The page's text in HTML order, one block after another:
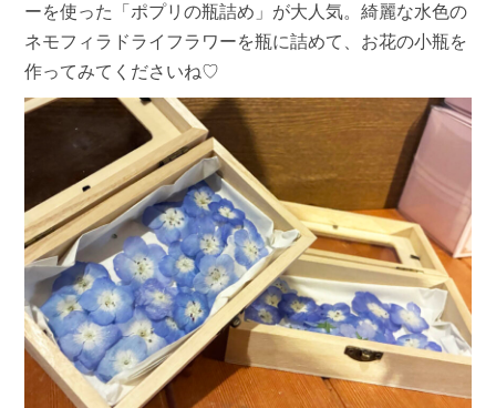
ーを使った「ポプリの瓶詰め」が大人気。綺麗な水色の
ネモフィラドライフラワーを瓶に詰めて、お花の小瓶を
作ってみてくださいね♡